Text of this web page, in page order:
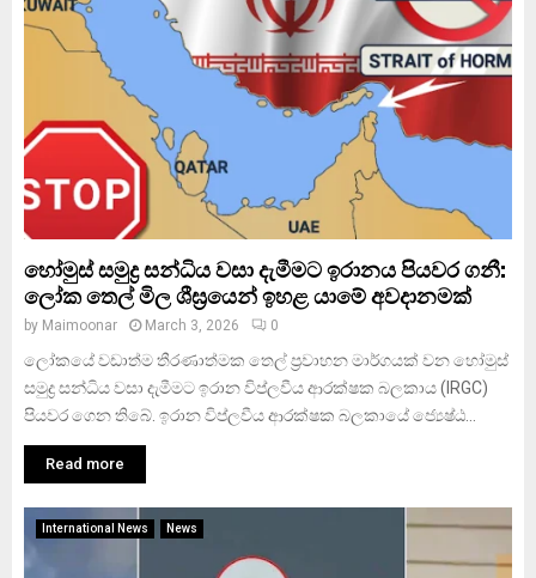
හෝමුස් සමුද්‍ර සන්ධිය වසා දැමීමට ඉරානය පියවර ගනී:
ලෝක තෙල් මිල ශීඝ්‍රයෙන් ඉහළ යාමේ අවදානමක්
by Maimoonar March 3, 2026 0
ලෝකයේ වඩාත්ම තීරණාත්මක තෙල් ප්‍රවාහන මාර්ගයක් වන හෝමුස්
සමුද්‍ර සන්ධිය වසා දැමීමට ඉරාන විප්ලවීය ආරක්ෂක බලකාය (IRGC)
පියවර ගෙන තිබේ. ඉරාන විප්ලවීය ආරක්ෂක බලකායේ ජ්‍යෙෂ්ඨ...
Read more
International News News